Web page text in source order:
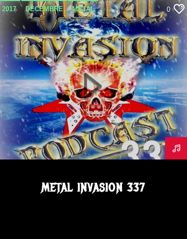
2017 DÉCEMBRE METAL
METAL INVASION PODCAST
METALINVASION PODCAST
0
METAL INVASION 337